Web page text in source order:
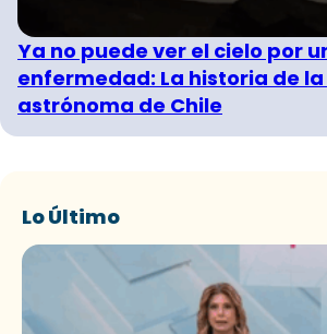
Ya no puede ver el cielo por
enfermedad: La historia de
astrónoma de Chile
Lo Último